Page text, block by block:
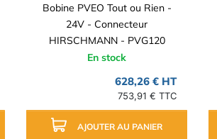
Bobine PVEO Tout ou Rien -
24V - Connecteur
HIRSCHMANN - PVG120
En stock
628,26 € HT
753,91 € TTC
AJOUTER AU PANIER